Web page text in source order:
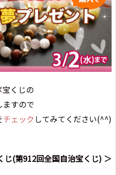
くじの
ますので
チェック してみてください(^^)
じ(第912回全国自治宝くじ) ＞